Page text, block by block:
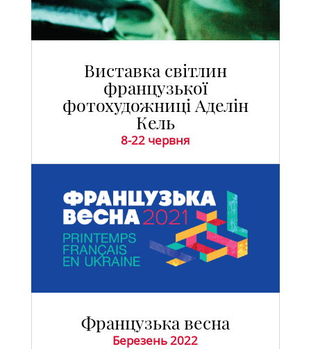
Виставка світлин
французької
фотохудожниці Аделін
Кель
8-22 червня
Французька весна
Березень 2022